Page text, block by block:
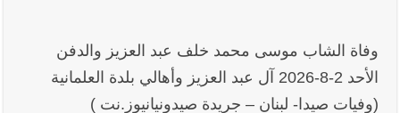
وفاة الشاب موسى محمد خلف عبد العزيز والدفن
الأحد 2-8-2026 آل عبد العزيز وأهالي بلدة العلمانية
(وفيات صيدا- لبنان – جريدة صيدونيانيوز.نت )